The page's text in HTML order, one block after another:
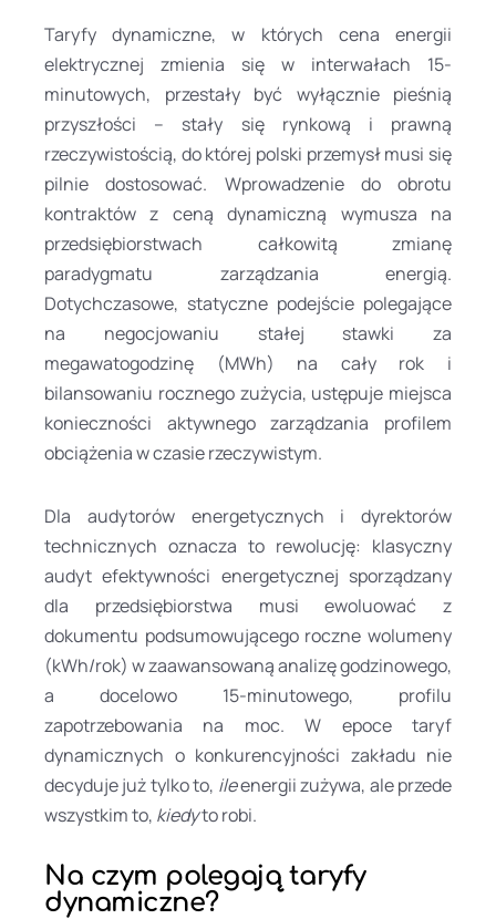
Taryfy dynamiczne, w których cena energii
elektrycznej zmienia się w interwałach 15-
minutowych, przestały być wyłącznie pieśnią
przyszłości – stały się rynkową i prawną
rzeczywistością, do której polski przemysł musi się
pilnie dostosować. Wprowadzenie do obrotu
kontraktów z ceną dynamiczną wymusza na
przedsiębiorstwach całkowitą zmianę
paradygmatu zarządzania energią.
Dotychczasowe, statyczne podejście polegające
na negocjowaniu stałej stawki za
megawatogodzinę (MWh) na cały rok i
bilansowaniu rocznego zużycia, ustępuje miejsca
konieczności aktywnego zarządzania profilem
obciążenia w czasie rzeczywistym.
Dla audytorów energetycznych i dyrektorów
technicznych oznacza to rewolucję: klasyczny
audyt efektywności energetycznej sporządzany
dla przedsiębiorstwa musi ewoluować z
dokumentu podsumowującego roczne wolumeny
(kWh/rok) w zaawansowaną analizę godzinowego,
a docelowo 15-minutowego, profilu
zapotrzebowania na moc. W epoce taryf
dynamicznych o konkurencyjności zakładu nie
decyduje już tylko to, ileenergii zużywa, ale przede
wszystkim to, kiedyto robi.
Na czym polegają taryfy
dynamiczne?